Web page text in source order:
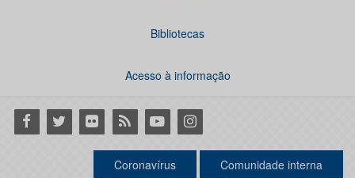
Bibliotecas
Acesso à informação
Facebook
Twitter Flickr RSS YoutubeInstagram
Coronavírus Comunidade interna